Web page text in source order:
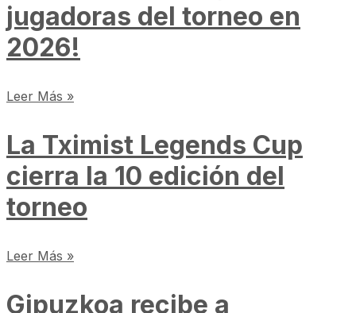
jugadoras del torneo en
2026!
Leer Más »
La Tximist Legends Cup
cierra la 10 edición del
torneo
Leer Más »
Gipuzkoa recibe a